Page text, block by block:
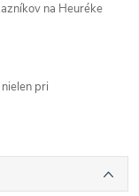
na Heuréke
pri